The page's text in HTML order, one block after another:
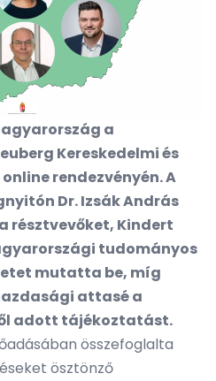
a
Kereskedelmi és
rendezvényén. A
Dr. Izsák András
résztvevőket, Kindert
tudományos
mutatta be, míg
attasé a
adott tájékoztatást.
összefoglalta
ösztönző